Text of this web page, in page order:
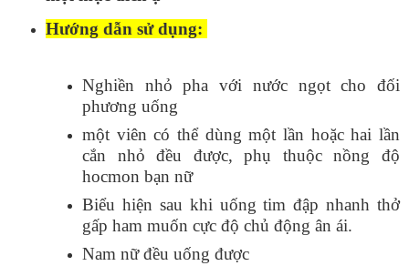
Hướng dẫn sử dụng:
Nghiền nhỏ pha với nước ngọt cho đối
phương uống
một viên có thể dùng một lần hoặc hai lần
cắn nhỏ đều được, phụ thuộc nồng độ
hocmon bạn nữ
Biểu hiện sau khi uống tim đập nhanh thở
gấp ham muốn cực độ chủ động ân ái.
Nam nữ đều uống được